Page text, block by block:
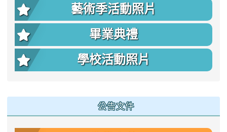
藝術季活動照片
畢業典禮
學校活動照片
公告文件